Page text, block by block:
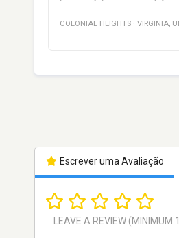
COLONIAL HEIGHTS · VIRGINIA,
Escrever uma Avaliação